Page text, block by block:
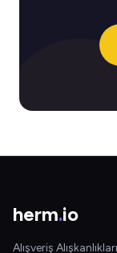
herm.io
Alışveriş